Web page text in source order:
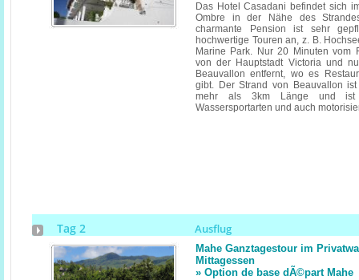
Das Hotel Casadani befindet sich
Ombre in der Nähe des
charmante Pension ist sehr
hochwertige Touren an, z. B.
Marine Park. Nur 20 Minuten vom
von der Hauptstadt Victoria und
Beauvallon entfernt, wo es
gibt. Der Strand von Beauvallon
mehr als 3km Länge und
Wassersportarten und auch
Tag 2 Ausflug
Mahe Ganztagestour im
Mittagessen
» Option de base dÃ©part Mahe